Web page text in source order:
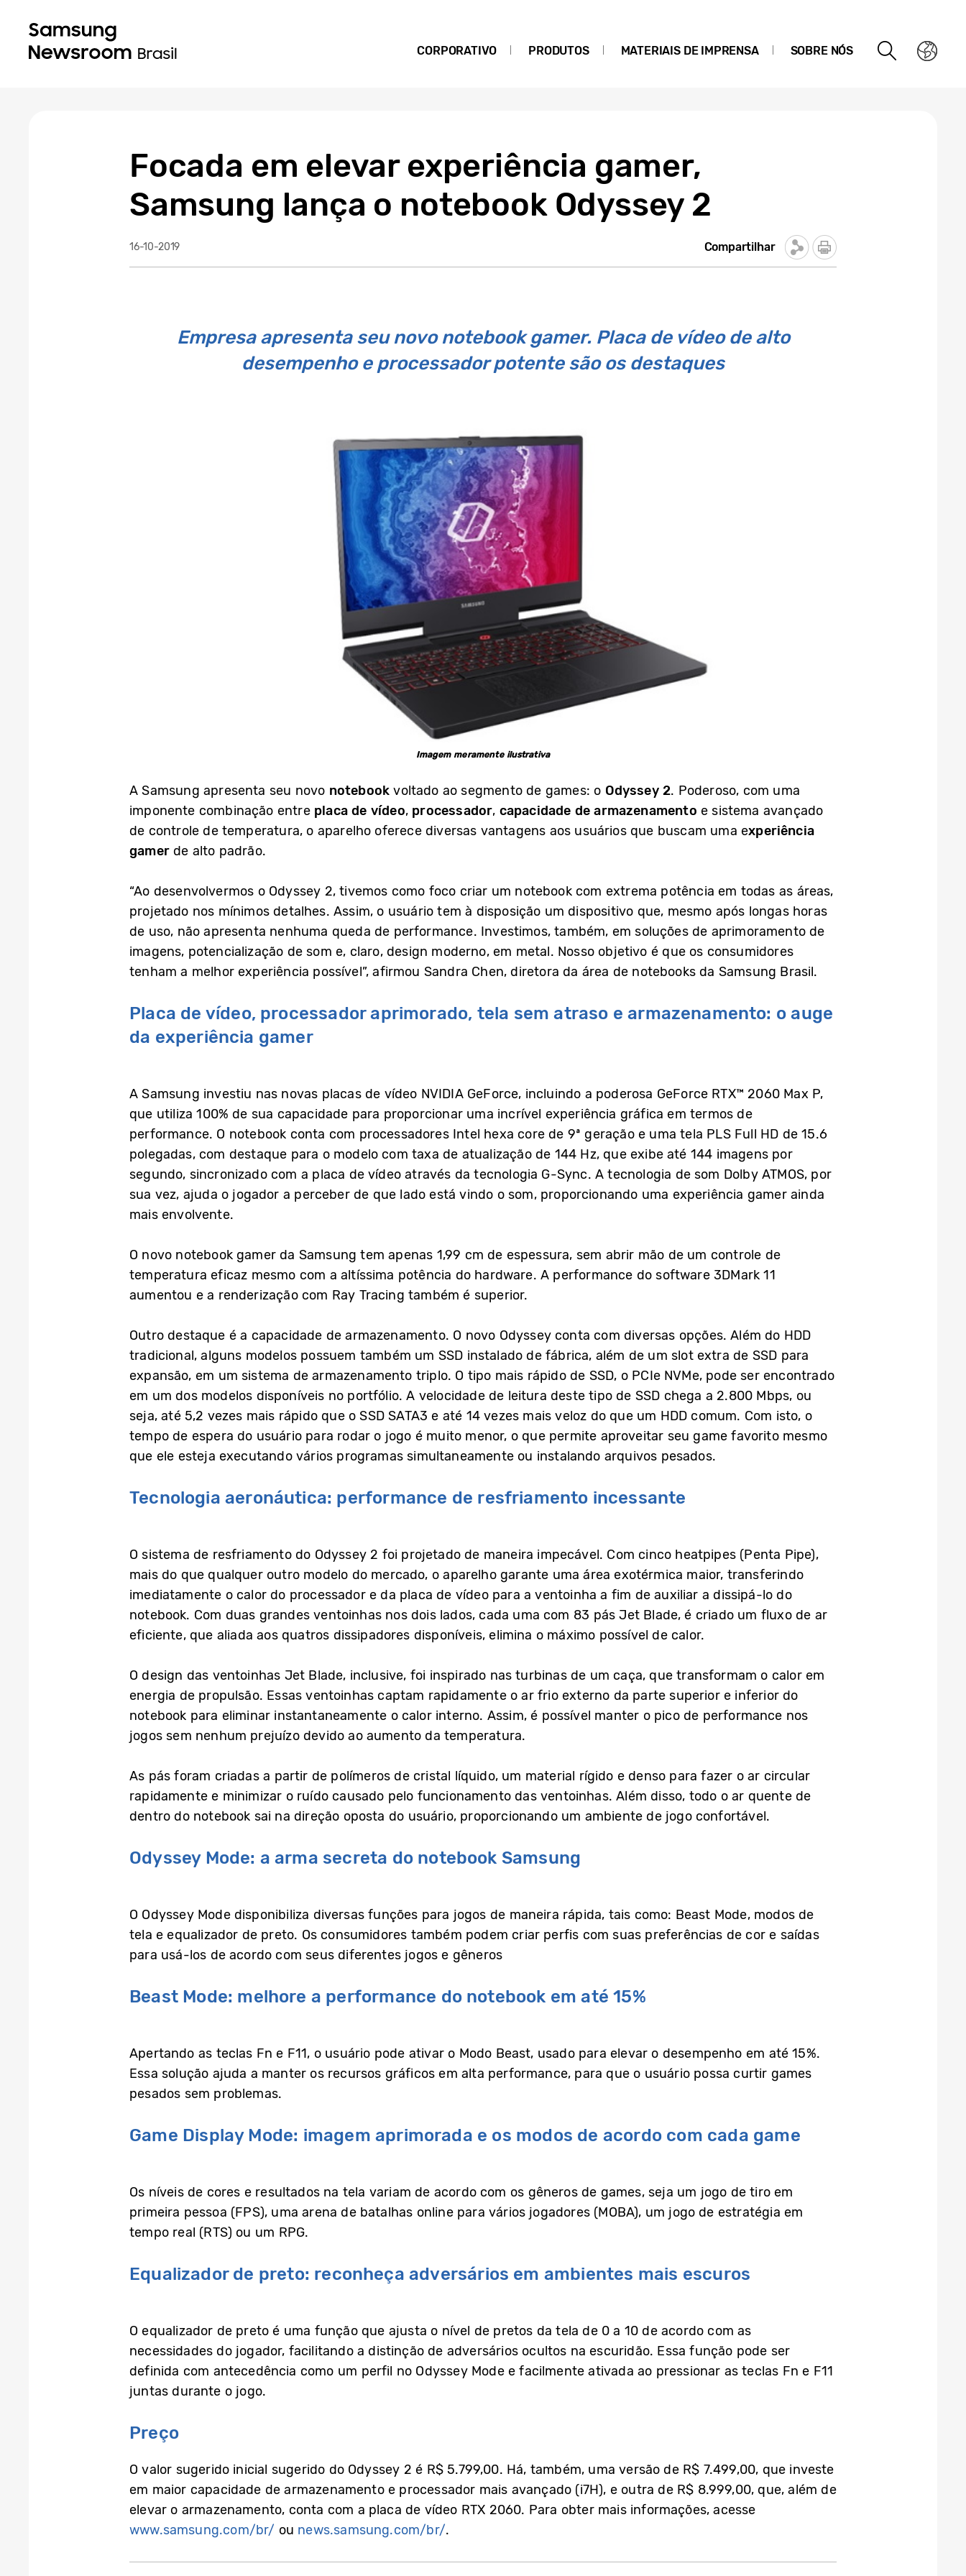
CORPORATIVO PRODUTOS MATERIAIS DE IMPRENSA SOBRE NÓS
Focada em elevar experiência gamer,
Samsung lança o notebook Odyssey 2
16-10-2019 Compartilhar
Empresa apresenta seu novo notebook gamer. Placa de vídeo de alto
desempenho e processador potente são os destaques
Imagem meramente ilustrativa
A Samsung apresenta seu novo notebook voltado ao segmento de games: o Odyssey 2. Poderoso, com uma
imponente combinação entre placa de vídeo, processador, capacidade de armazenamento e sistema avançado
de controle de temperatura, o aparelho oferece diversas vantagens aos usuários que buscam uma experiência
gamerde alto padrão.
“Ao desenvolvermos o Odyssey 2, tivemos como foco criar um notebook com extrema potência em todas as áreas,
projetado nos mínimos detalhes. Assim, o usuário tem à disposição um dispositivo que, mesmo após longas horas
de uso, não apresenta nenhuma queda de performance. Investimos, também, em soluções de aprimoramento de
imagens, potencialização de som e, claro, design moderno, em metal. Nosso objetivo é que os consumidores
tenham a melhor experiência possível”, afirmou Sandra Chen, diretora da área de notebooks da Samsung Brasil.
Placa de vídeo, processador aprimorado, tela sem atraso e armazenamento: o auge
da experiência gamer
A Samsung investiu nas novas placas de vídeo NVIDIA GeForce, incluindo a poderosa GeForce RTX™ 2060 Max P,
que utiliza 100% de sua capacidade para proporcionar uma incrível experiência gráfica em termos de
performance. O notebook conta com processadores Intel hexa core de 9ª geração e uma tela PLS Full HD de 15.6
polegadas, com destaque para o modelo com taxa de atualização de 144 Hz, que exibe até 144 imagens por
segundo, sincronizado com a placa de vídeo através da tecnologia G-Sync. A tecnologia de som Dolby ATMOS, por
sua vez, ajuda o jogador a perceber de que lado está vindo o som, proporcionando uma experiência gamer ainda
mais envolvente.
O novo notebook gamer da Samsung tem apenas 1,99 cm de espessura, sem abrir mão de um controle de
temperatura eficaz mesmo com a altíssima potência do hardware. A performance do software 3DMark 11
aumentou e a renderização com Ray Tracing também é superior.
Outro destaque é a capacidade de armazenamento. O novo Odyssey conta com diversas opções. Além do HDD
tradicional, alguns modelos possuem também um SSD instalado de fábrica, além de um slot extra de SSD para
expansão, em um sistema de armazenamento triplo. O tipo mais rápido de SSD, o PCIe NVMe, pode ser encontrado
em um dos modelos disponíveis no portfólio. A velocidade de leitura deste tipo de SSD chega a 2.800 Mbps, ou
seja, até 5,2 vezes mais rápido que o SSD SATA3 e até 14 vezes mais veloz do que um HDD comum. Com isto, o
tempo de espera do usuário para rodar o jogo é muito menor, o que permite aproveitar seu game favorito mesmo
que ele esteja executando vários programas simultaneamente ou instalando arquivos pesados.
Tecnologia aeronáutica: performance de resfriamento incessante
O sistema de resfriamento do Odyssey 2 foi projetado de maneira impecável. Com cinco heatpipes (Penta Pipe),
mais do que qualquer outro modelo do mercado, o aparelho garante uma área exotérmica maior, transferindo
imediatamente o calor do processador e da placa de vídeo para a ventoinha a fim de auxiliar a dissipá-lo do
notebook. Com duas grandes ventoinhas nos dois lados, cada uma com 83 pás Jet Blade, é criado um fluxo de ar
eficiente, que aliada aos quatros dissipadores disponíveis, elimina o máximo possível de calor.
O design das ventoinhas Jet Blade, inclusive, foi inspirado nas turbinas de um caça, que transformam o calor em
energia de propulsão. Essas ventoinhas captam rapidamente o ar frio externo da parte superior e inferior do
notebook para eliminar instantaneamente o calor interno. Assim, é possível manter o pico de performance nos
jogos sem nenhum prejuízo devido ao aumento da temperatura.
As pás foram criadas a partir de polímeros de cristal líquido, um material rígido e denso para fazer o ar circular
rapidamente e minimizar o ruído causado pelo funcionamento das ventoinhas. Além disso, todo o ar quente de
dentro do notebook sai na direção oposta do usuário, proporcionando um ambiente de jogo confortável.
Odyssey Mode: a arma secreta do notebook Samsung
O Odyssey Mode disponibiliza diversas funções para jogos de maneira rápida, tais como: Beast Mode, modos de
tela e equalizador de preto. Os consumidores também podem criar perfis com suas preferências de cor e saídas
para usá-los de acordo com seus diferentes jogos e gêneros
Beast Mode: melhore a performance do notebook em até 15%
Apertando as teclas Fn e F11, o usuário pode ativar o Modo Beast, usado para elevar o desempenho em até 15%.
Essa solução ajuda a manter os recursos gráficos em alta performance, para que o usuário possa curtir games
pesados sem problemas.
Game Display Mode: imagem aprimorada e os modos de acordo com cada game
Os níveis de cores e resultados na tela variam de acordo com os gêneros de games, seja um jogo de tiro em
primeira pessoa (FPS), uma arena de batalhas online para vários jogadores (MOBA), um jogo de estratégia em
tempo real (RTS) ou um RPG.
Equalizador de preto: reconheça adversários em ambientes mais escuros
O equalizador de preto é uma função que ajusta o nível de pretos da tela de 0 a 10 de acordo com as
necessidades do jogador, facilitando a distinção de adversários ocultos na escuridão. Essa função pode ser
definida com antecedência como um perfil no Odyssey Mode e facilmente ativada ao pressionar as teclas Fn e F11
juntas durante o jogo.
Preço
O valor sugerido inicial sugerido do Odyssey 2 é R$ 5.799,00. Há, também, uma versão de R$ 7.499,00, que investe
em maior capacidade de armazenamento e processador mais avançado (i7H), e outra de R$ 8.999,00, que, além de
elevar o armazenamento, conta com a placa de vídeo RTX 2060. Para obter mais informações, acesse
www.samsung.com/br/ ou news.samsung.com/br/.